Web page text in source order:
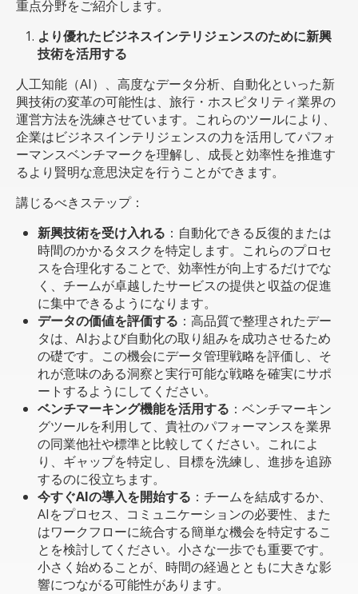
重点分野をご紹介します。
より優れたビジネスインテリジェンスのために新興
技術を活用する
人工知能（AI）、高度なデータ分析、自動化といった新
興技術の変革の可能性は、旅行・ホスピタリティ業界の
運営方法を洗練させています。これらのツールにより、
企業はビジネスインテリジェンスの力を活用してパフォ
ーマンスベンチマークを理解し、成長と効率性を推進す
るより賢明な意思決定を行うことができます。
講じるべきステップ：
新興技術を受け入れる ：自動化できる反復的または
時間のかかるタスクを特定します。これらのプロセ
スを合理化することで、効率性が向上するだけでな
く、チームが卓越したサービスの提供と収益の促進
に集中できるようになります。
データの価値を評価する ：高品質で整理されたデー
タは、AIおよび自動化の取り組みを成功させるため
の礎です。この機会にデータ管理戦略を評価し、そ
れが意味のある洞察と実行可能な戦略を確実にサポ
ートするようにしてください。
ベンチマーキング機能を活用する ：ベンチマーキン
グツールを利用して、貴社のパフォーマンスを業界
の同業他社や標準と比較してください。これによ
り、ギャップを特定し、目標を洗練し、進捗を追跡
するのに役立ちます。
今すぐAIの導入を開始する ：チームを結成するか、
AIをプロセス、コミュニケーションの必要性、また
はワークフローに統合する簡単な機会を特定するこ
とを検討してください。小さな一歩でも重要です。
小さく始めることが、時間の経過とともに大きな影
響につながる可能性があります。